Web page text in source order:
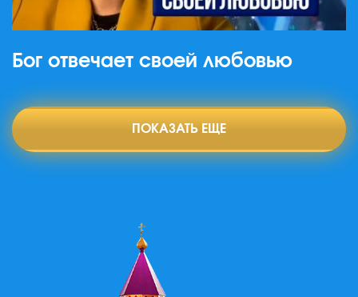
Бог отвечает своей любовью
ПОКАЗАТЬ ЕЩЕ